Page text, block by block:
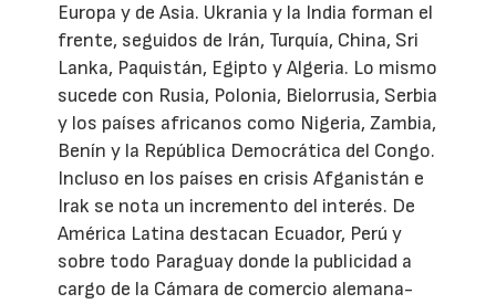
Europa y de Asia. Ukrania y la India forman el
frente, seguidos de Irán, Turquía, China, Sri
Lanka, Paquistán, Egipto y Algeria. Lo mismo
sucede con Rusia, Polonia, Bielorrusia, Serbia
y los países africanos como Nigeria, Zambia,
Benín y la República Democrática del Congo.
Incluso en los países en crisis Afganistán e
Irak se nota un incremento del interés. De
América Latina destacan Ecuador, Perú y
sobre todo Paraguay donde la publicidad a
cargo de la Cámara de comercio alemana-